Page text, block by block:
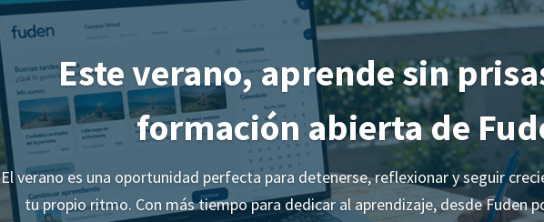
Este verano, aprende sin
formación abierta de
El verano es una oportunidad perfecta para detenerse, reflexionar y seguir
tu propio ritmo. Con más tiempo para dedicar al aprendizaje, desde Fuden